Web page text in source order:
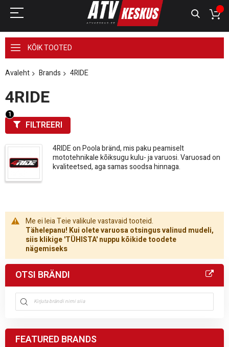
KÕIK TOOTED
Avaleht Brands 4RIDE
4RIDE
4RIDE on Poola bränd, mis paku peamiselt
mototehnikale kõiksugu kulu- ja varuosi. Varuosad on
kvaliteetsed, aga samas soodsa hinnaga.
Me ei leia Teie valikule vastavaid tooteid.
Tähelepanu! Kui olete varuosa otsingus valinud mudeli,
siis klikige 'TÜHISTA' nuppu kõikide toodete
nägemiseks
FILTREERI
OTSI BRÄNDI
FEATURED BRANDS